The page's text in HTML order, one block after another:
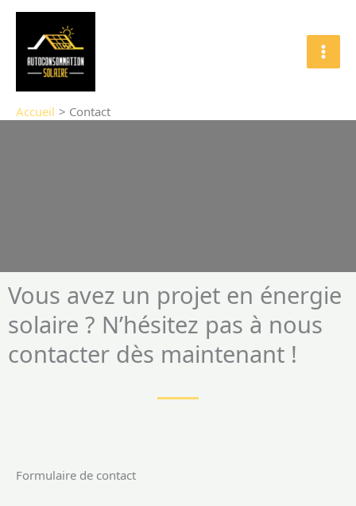
Aller
contenu
Accueil Contact
Vous avez un projet en énergie
solaire ? N’hésitez pas à nous
contacter dès maintenant !
Formulaire de contact